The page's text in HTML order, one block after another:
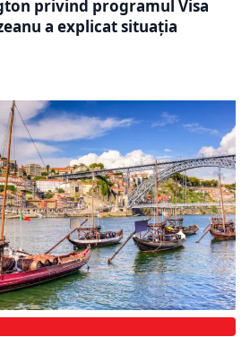
privind programul Visa
a explicat situația